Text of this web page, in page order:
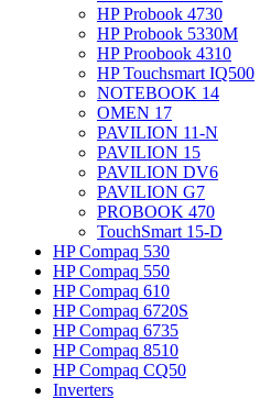
HP Probook 4730
HP Probook 5330M
HP Proobook 4310
HP Touchsmart IQ500
NOTEBOOK 14
OMEN 17
PAVILION 11-N
PAVILION 15
PAVILION DV6
PAVILION G7
PROBOOK 470
TouchSmart 15-D
HP Compaq 530
HP Compaq 550
HP Compaq 610
HP Compaq 6720S
HP Compaq 6735
HP Compaq 8510
HP Compaq CQ50
Inverters